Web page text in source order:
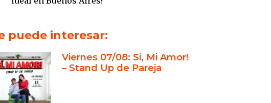
vuelve recuerdo
comedia
Innovación en el stand up: del club al
gran éxito
puede interesar:
Viernes 07/08: Si, Mi Amor!
– Stand Up de Pareja